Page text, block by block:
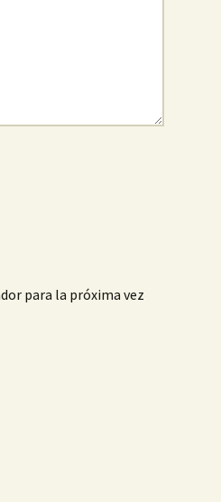
para la próxima vez